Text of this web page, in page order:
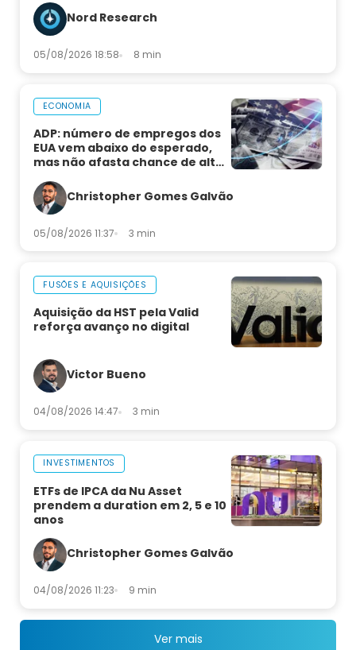
Nord Research
05/08/2026 18:58 8 min
ECONOMIA
ADP: número de empregos dos
EUA vem abaixo do esperado,
mas não afasta chance de alta
Christopher Gomes Galvão
05/08/2026 11:37 3 min
FUSÕES E AQUISIÇÕES
Aquisição da HST pela Valid
reforça avanço no digital
Victor Bueno
04/08/2026 14:47 3 min
INVESTIMENTOS
ETFs de IPCA da Nu Asset
prendem a duration em 2, 5 e 10
anos
Christopher Gomes Galvão
04/08/2026 11:23 9 min
Ver mais